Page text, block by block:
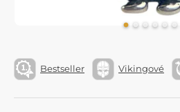
Bestseller Vikingové